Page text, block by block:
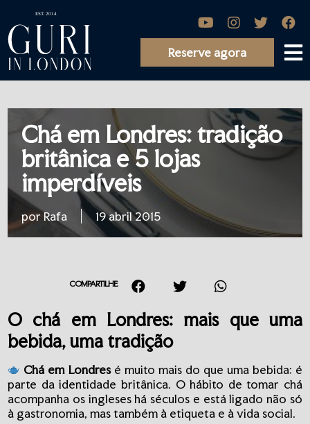
Reserve agora
Chá em Londres: tradição
britânica e 5 lojas
imperdíveis
por Rafa 19 abril 2015
COMPARTILHE
O chá em Londres: mais que uma
bebida, uma tradição
Chá em Londresé muito mais do que uma bebida: é
parte da identidade britânica. O hábito de tomar chá
acompanha os ingleses há séculos e está ligado não só
à gastronomia, mas também à etiqueta e à vida social.